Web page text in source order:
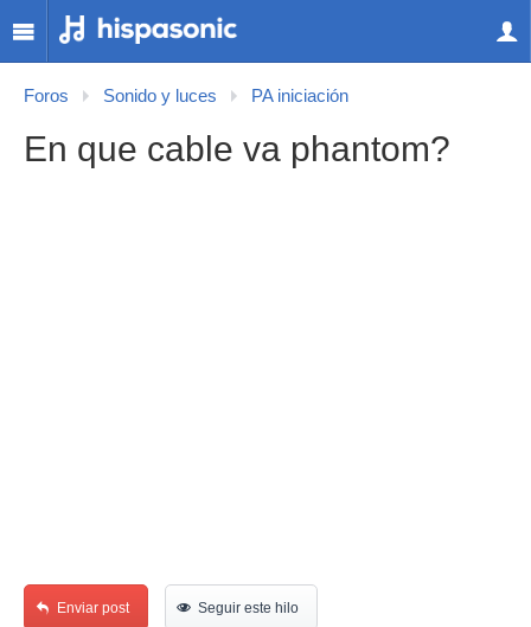
Foros Sonido y luces PA iniciación
En que cable va phantom?
Enviar post Seguir este hilo